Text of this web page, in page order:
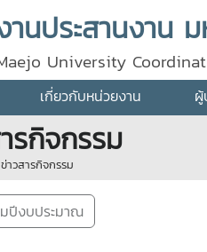
านประสานงาน
University
เกี่ยวกับหน่วยงาน ผู้
รกิจกรรม
ข่าวสารกิจกรรม
ปีงบประมาณ